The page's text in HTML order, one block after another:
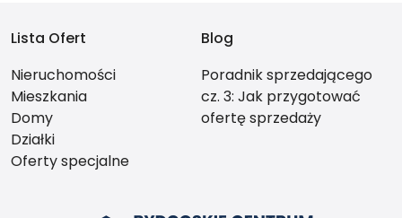
Lista Ofert
Nieruchomości
Mieszkania
Domy
Działki
Oferty specjalne
Blog
Poradnik sprzedającego
cz. 3: Jak przygotować
ofertę sprzedaży